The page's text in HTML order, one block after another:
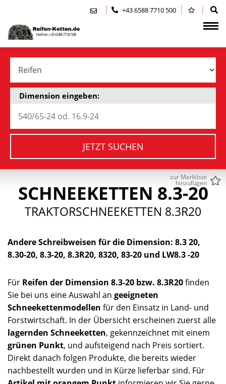
Zum Inhalt springen (Alt+0)
Zum Hauptmenü springen (Alt+1)+43 6588 7710 500
Dimension eingeben:
JETZT SUCHEN
zur Merkliste
hinzufügen
SCHNEEKETTEN 8.3-20
TRAKTORSCHNEEKETTEN 8.3R20
Andere Schreibweisen für die Dimension: 8.3 20,
8.30-20, 8.3-20, 8.3R20, 8320, 83-20 und LW8.3 -20
Für Reifen der Dimension 8.3-20 bzw. 8.3R20finden
Sie bei uns eine Auswahl an geeigneten
Schneekettenmodellen für den Einsatz in Land- und
Forstwirtschaft. In der Übersicht erscheinen zuerst alle
lagernden Schneeketten, gekennzeichnet mit einem
grünen Punkt, und aufsteigend nach Preis sortiert.
Direkt danach folgen Produkte, die bereits wieder
nachbestellt wurden und in Kürze lieferbar sind. Für